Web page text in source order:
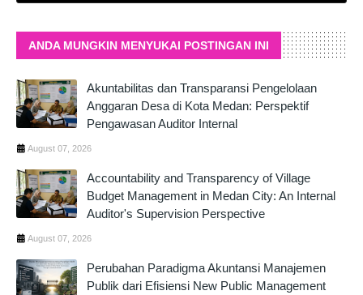
ANDA MUNGKIN MENYUKAI POSTINGAN INI
Akuntabilitas dan Transparansi Pengelolaan
Anggaran Desa di Kota Medan: Perspektif
Pengawasan Auditor Internal
August 07, 2026
Accountability and Transparency of Village
Budget Management in Medan City: An Internal
Auditor's Supervision Perspective
August 07, 2026
Perubahan Paradigma Akuntansi Manajemen
Publik dari Efisiensi New Public Management